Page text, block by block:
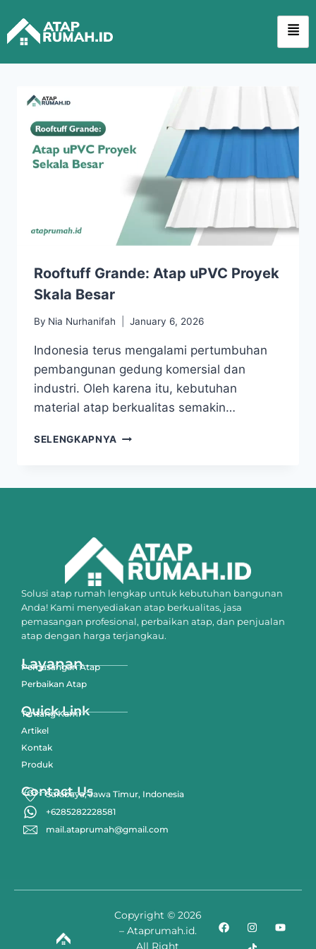
Rooftuff Grande: Atap uPVC Proyek
Skala Besar
By Nia Nurhanifah January 6, 2026
Indonesia terus mengalami pertumbuhan
pembangunan gedung komersial dan
industri. Oleh karena itu, kebutuhan
material atap berkualitas semakin…
SELENGKAPNYA
Solusi atap rumah lengkap untuk kebutuhan bangunan
Anda! Kami menyediakan atap berkualitas, jasa
pemasangan profesional, perbaikan atap, dan penjualan
atap dengan harga terjangkau.
Layanan
Pemasangan Atap
Perbaikan Atap
Quick Link
Tentang Kami
Artikel
Kontak
Produk
Contact Us
Surabaya, Jawa Timur, Indonesia
+6285282228581
mail.ataprumah@gmail.com
Copyright © 2026
– Ataprumah.id.
All Right